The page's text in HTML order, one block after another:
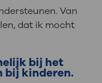
Van
dat ik mocht
bij het
bij kinderen.